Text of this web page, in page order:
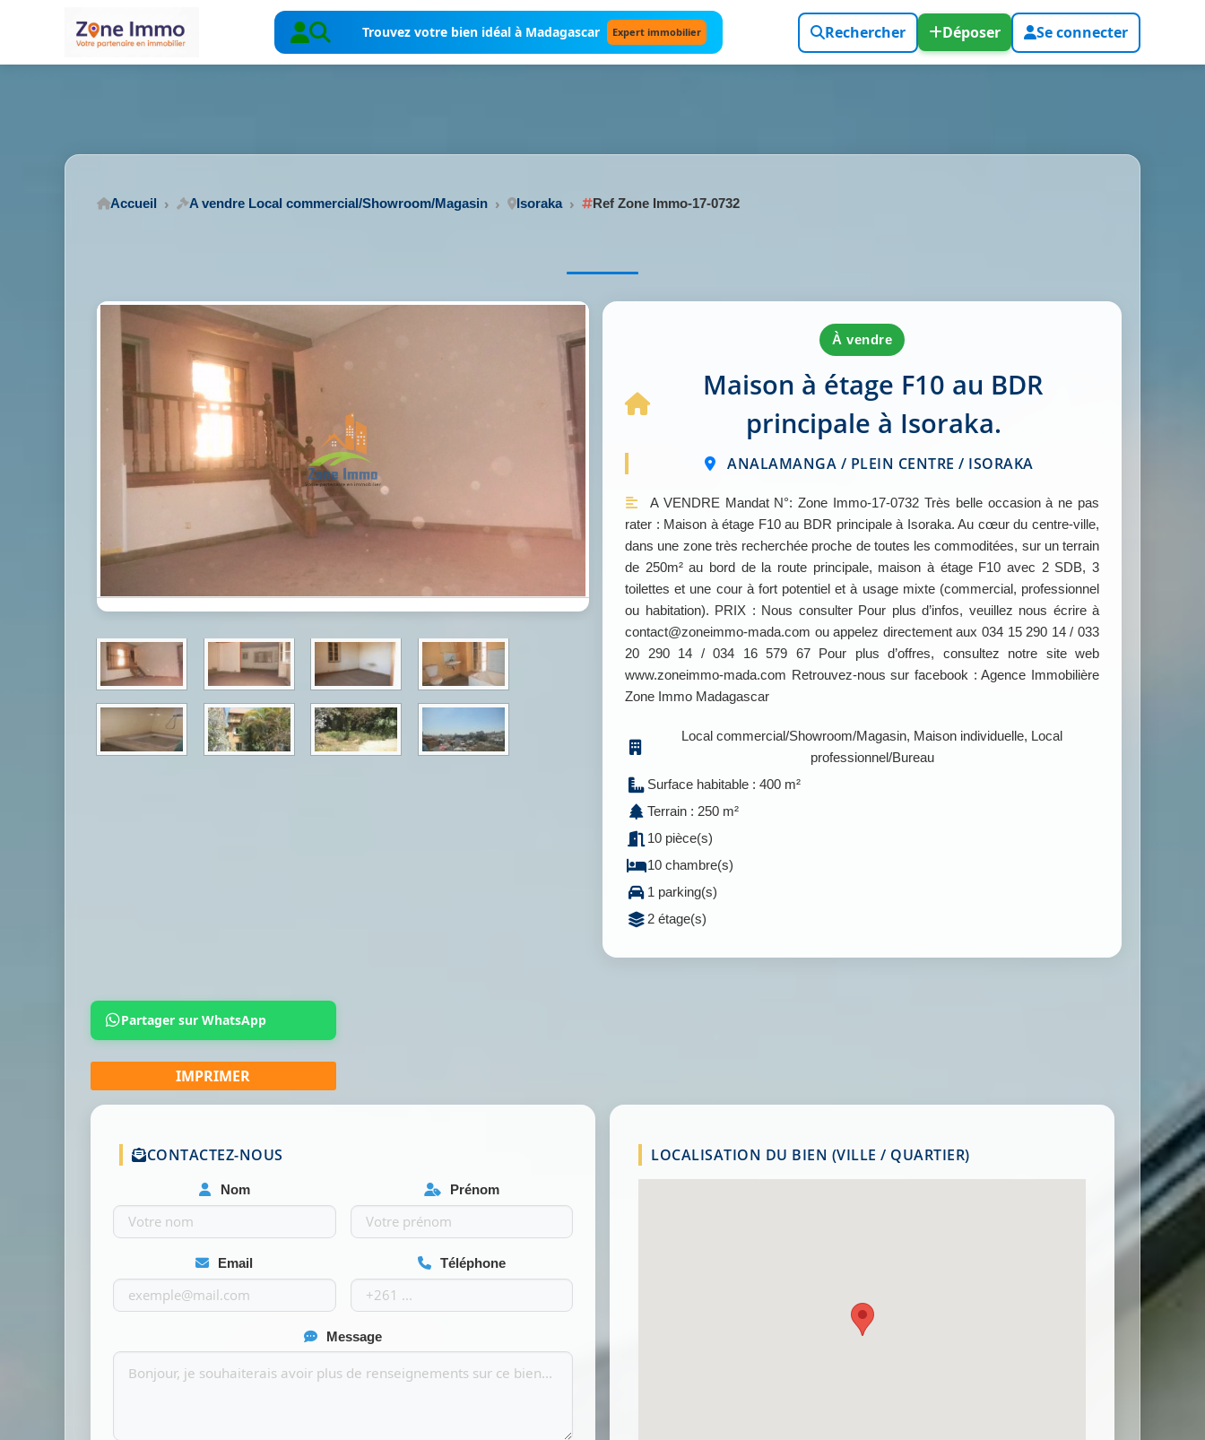
Trouvez votre bien idéal à Madagascar Expert immobilier Rechercher Déposer Se connecter
Accueil A vendre Local commercial/Showroom/Magasin Isoraka Ref Zone Immo-17-0732
à vendre
Maison à étage F10 au BDR
principale à Isoraka.
ANALAMANGA / PLEIN CENTRE / ISORAKA
A VENDRE Mandat N°: Zone Immo-17-0732 Très belle occasion à ne pas
rater : Maison à étage F10 au BDR principale à Isoraka. Au cœur du centre-ville,
dans une zone très recherchée proche de toutes les commoditées, sur un terrain
de 250m² au bord de la route principale, maison à étage F10 avec 2 SDB, 3
toilettes et une cour à fort potentiel et à usage mixte (commercial, professionnel
ou habitation). PRIX : Nous consulter Pour plus d’infos, veuillez nous écrire à
contact@zoneimmo-mada.com ou appelez directement aux 034 15 290 14 / 033
20 290 14 / 034 16 579 67 Pour plus d’offres, consultez notre site web
www.zoneimmo-mada.com Retrouvez-nous sur facebook : Agence Immobilière
Zone Immo Madagascar
Local commercial/Showroom/Magasin, Maison individuelle, Local
professionnel/Bureau
Surface habitable : 400 m²
Terrain : 250 m²
10 pièce(s)
10 chambre(s)
1 parking(s)
2 étage(s)
Partager sur WhatsApp
CONTACTEZ-NOUS
Nom Prénom
Email Téléphone
Message
LOCALISATION DU BIEN (VILLE / QUARTIER)